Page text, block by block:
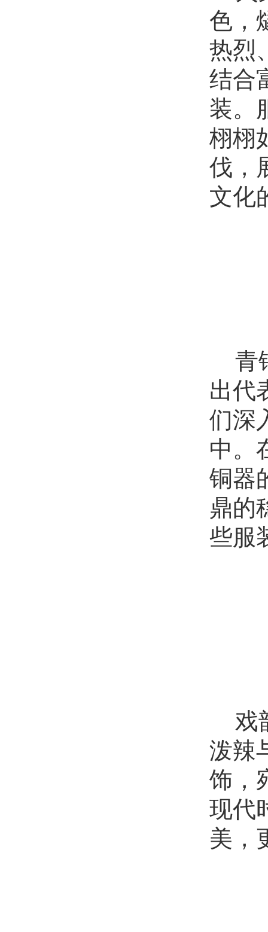
色，
热烈
结合
装。
栩栩
伐，
文化
青
出代
们深
中。
铜器
鼎的
些服
戏
泼辣
饰，
现代
美，